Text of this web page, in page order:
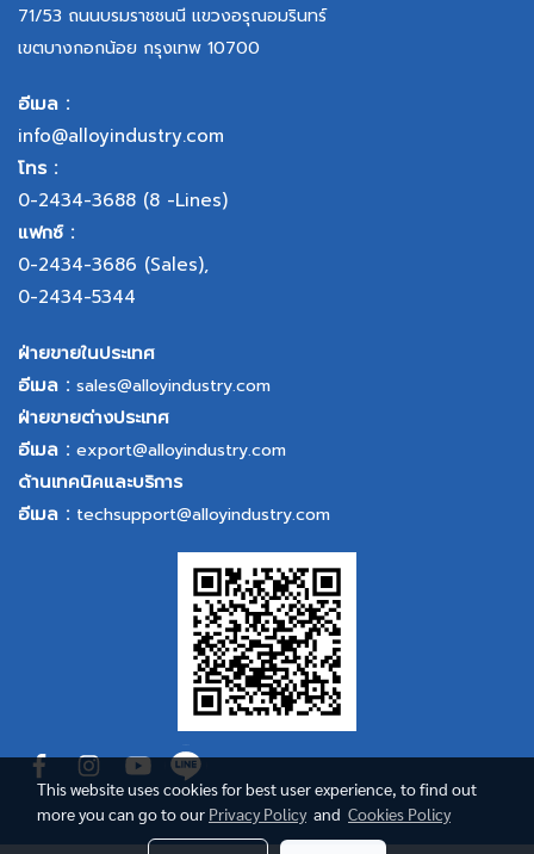
71/53 ถนนบรมราชชนนี แขวงอรุณอมรินทร์
เขตบางกอกน้อย กรุงเทพ 10700
อีเมล :
info@alloyindustry.com
โทร :
0-2434-3688 (8 -Lines)
แฟกซ์ :
0-2434-3686 (Sales),
0-2434-5344
ฝ่ายขายในประเทศ
อีเมล : sales@alloyindustry.com
ฝ่ายขายต่างประเทศ
อีเมล : export@alloyindustry.com
ด้านเทคนิคและบริการ
อีเมล : techsupport@alloyindustry.com
This website uses cookies for best user experience, to find out
more you can go to our Privacy Policyand Cookies Policy